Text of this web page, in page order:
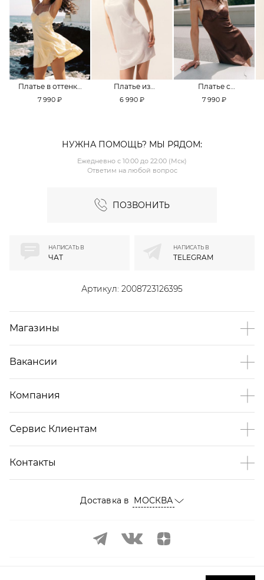
Платье в оттенке
Pale Banana
7 990 ₽
Платье из
смесовой вискозы
6 990 ₽
Платье с
кружевной
7 990 ₽
НУЖНА ПОМОЩЬ? МЫ РЯДОМ:
ПОЗВОНИТЬ
Ежедневно с 10:00 до 22:00 (Мск)
Ответим на любой вопрос
Артикул: 2008723126395
НАПИСАТЬ В
ЧАТ
НАПИСАТЬ В
TELEGRAM
Магазины
Вакансии
Компания
Сервис Клиентам
Контакты
Доставка в МОСКВА